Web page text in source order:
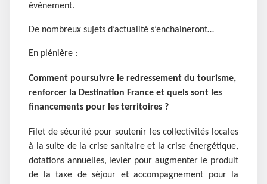
évènement.
De nombreux sujets d’actualité s’enchaineront…
En plénière :
Comment poursuivre le redressement du tourisme,
renforcer la Destination France et quels sont les
financements pour les territoires ?
Filet de sécurité pour soutenir les collectivités locales
à la suite de la crise sanitaire et la crise énergétique,
dotations annuelles, levier pour augmenter le produit
de la taxe de séjour et accompagnement pour la